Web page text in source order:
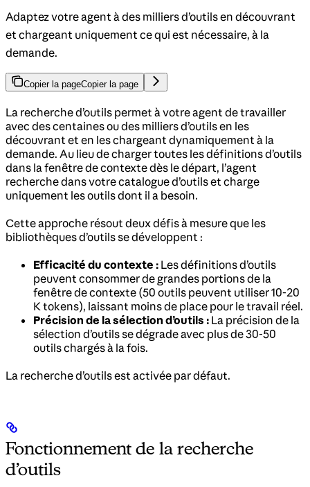
Adaptez votre agent à des milliers d’outils en découvrant
et chargeant uniquement ce qui est nécessaire, à la
demande.
Copier la pageCopier la page
La recherche d’outils permet à votre agent de travailler
avec des centaines ou des milliers d’outils en les
découvrant et en les chargeant dynamiquement à la
demande. Au lieu de charger toutes les définitions d’outils
dans la fenêtre de contexte dès le départ, l’agent
recherche dans votre catalogue d’outils et charge
uniquement les outils dont il a besoin.
Cette approche résout deux défis à mesure que les
bibliothèques d’outils se développent :
Efficacité du contexte : Les définitions d’outils
peuvent consommer de grandes portions de la
fenêtre de contexte (50 outils peuvent utiliser 10-20
K tokens), laissant moins de place pour le travail réel.
Précision de la sélection d’outils : La précision de la
sélection d’outils se dégrade avec plus de 30-50
outils chargés à la fois.
La recherche d’outils est activée par défaut.
Fonctionnement de la recherche
d’outils